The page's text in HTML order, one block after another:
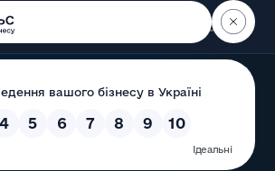
Пошук
служба України